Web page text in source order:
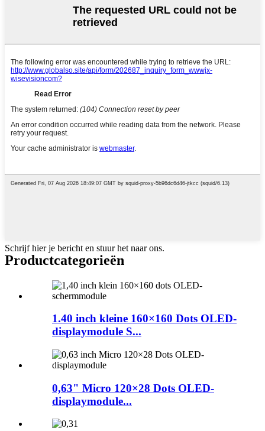
Schrijf hier je bericht en stuur het naar ons.
Productcategorieën
1.40 inch kleine 160×160 Dots OLED-
displaymodule S...
0,63" Micro 120×28 Dots OLED-
displaymodule...